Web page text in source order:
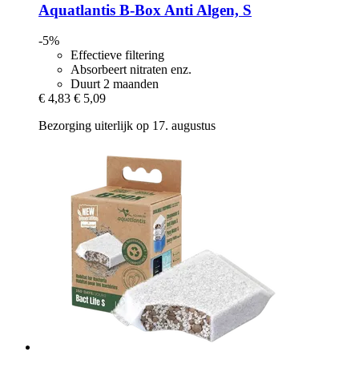
Aquatlantis B-​Box Anti Algen, S
-5%
Effectieve filtering
Absorbeert nitraten enz.
Duurt 2 maanden
€ 4,83 € 5,09
Bezorging uiterlijk op 17. augustus